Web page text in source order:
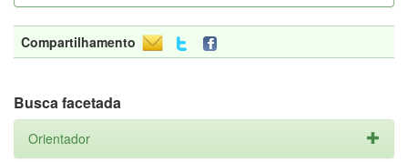
Compartilhamento
Busca facetada
Orientador